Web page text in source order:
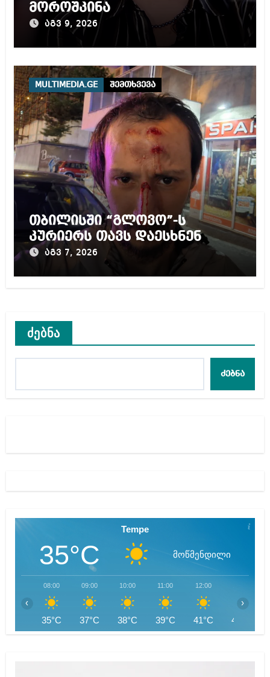
მოროშკინა
აგვ 9, 2026
MULTIMEDIA.GE შემთხვევა
თბილისში “გლოვო”-ს
კურიერს თავს დაესხნენ
აგვ 7, 2026
ძებნა
ძებნა
Tempe
35°C მოწმენდილი
08:00
35°C
09:00
37°C
10:00
38°C
11:00
39°C
12:00
41°C 42°C
‹ ›